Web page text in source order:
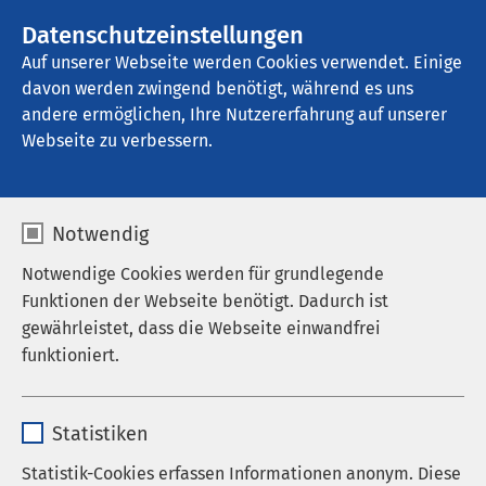
Datenschutzeinstellungen
Auf unserer Webseite werden Cookies verwendet. Einige
davon werden zwingend benötigt, während es uns
andere ermöglichen, Ihre Nutzererfahrung auf unserer
Webseite zu verbessern.
Notwendig
Notwendige Cookies werden für grundlegende
Funktionen der Webseite benötigt. Dadurch ist
gewährleistet, dass die Webseite einwandfrei
funktioniert.
Anbieter sgalinski
Statistiken
Statistik-Cookies erfassen Informationen anonym. Diese